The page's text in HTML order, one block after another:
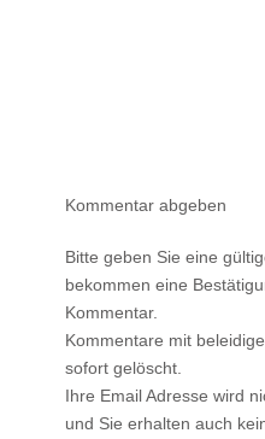
Kommentar abgeben
Bitte geben Sie eine
bekommen eine
Kommentar.
Kommentare mit
sofort gelöscht.
Ihre Email Adresse wird
und Sie erhalten auch